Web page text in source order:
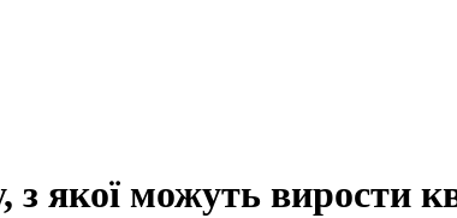
якої можуть вирости